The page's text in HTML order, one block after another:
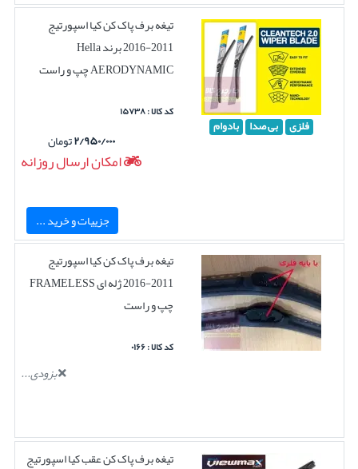
فلزی بی صدا بادوام
تیغه برف پاک کن کیا اسپورتیج
2011-2016 برند Hella
AERODYNAMIC چپ و راست
کد کالا : ۱۵۷۳۸
۲/۹۵۰/۰۰۰تومان
امکان ارسال روزانه
جزییات و خرید ...
تیغه برف پاک کن کیا اسپورتیج
2011-2016 ژله ای FRAMELESS
چپ و راست
کد کالا : ۰۱۶۶
بزودی...
تیغه برف پاک کن عقب کیا اسپورتیج